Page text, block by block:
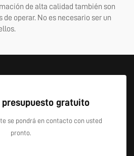
de alta calidad también son
operar. No es necesario ser un
presupuesto gratuito
se pondrá en contacto con usted
pronto.